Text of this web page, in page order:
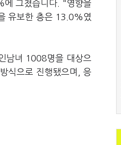
그쳤습니다. "영향을
유보한 층은 13.0%였
남녀 1008명을 대상으
식으로 진행됐으며, 응